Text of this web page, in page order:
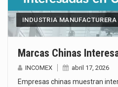
INDUSTRIA MANUFACTURERA
Marcas Chinas
INCOMEX abril 17, 2026
Empresas chinas muestran